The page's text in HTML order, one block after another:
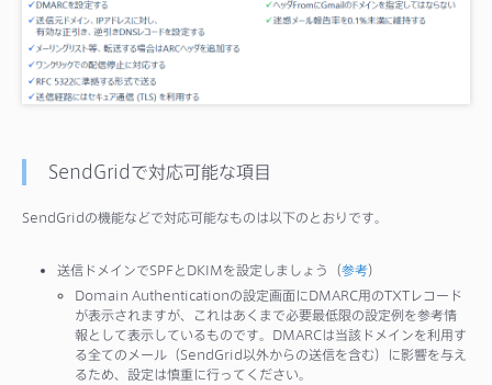
SendGridで対応可能な項目
SendGridの機能などで対応可能なものは以下のとおりです。
送信ドメインでSPFとDKIMを設定しましょう（参考）
Domain Authenticationの設定画面にDMARC用のTXTレコード
が表示されますが、これはあくまで必要最低限の設定例を参考情
報として表示しているものです。DMARCは当該ドメインを利用す
る全てのメール（SendGrid以外からの送信を含む）に影響を与え
るため、設定は慎重に行ってください。